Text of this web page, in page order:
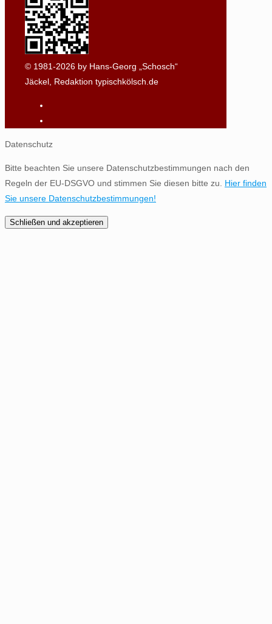
© 1981-2026 by Hans-Georg „Schosch“
Jäckel, Redaktion typischkölsch.de
Datenschutz
Bitte beachten Sie unsere Datenschutzbestimmungen nach den
Regeln der EU-DSGVO und stimmen Sie diesen bitte zu. Hier finden
Sie unsere Datenschutzbestimmungen!
Schließen und akzeptieren